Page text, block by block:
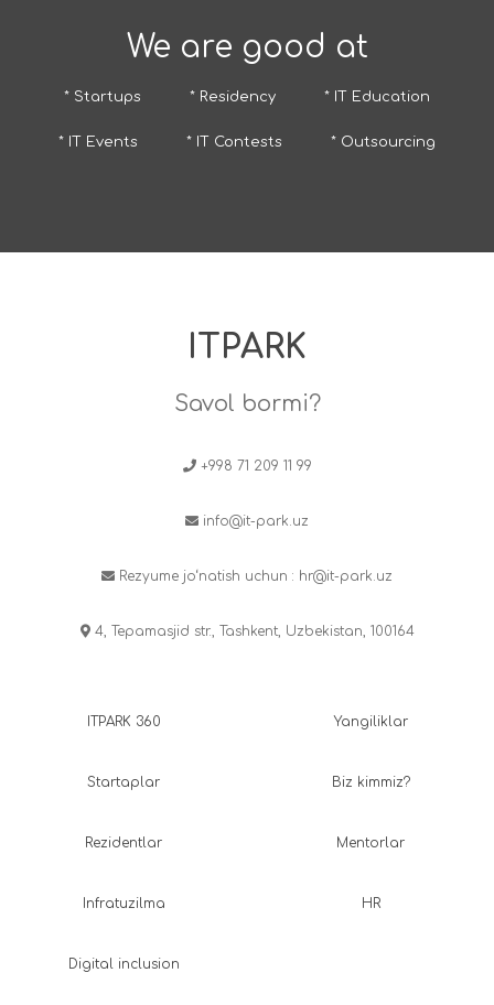
We are good at
* Startups * Residency * IT Education
* IT Events * IT Contests * Outsourcing
ITPARK
Savol bormi?
+998 71 209 11 99
info@it-park.uz
Rezyume jo‘natish uchun : hr@it-park.uz
4, Tepamasjid str., Tashkent, Uzbekistan, 100164
ITPARK 360
Startaplar
Rezidentlar
Infratuzilma
Digital inclusion
Yangiliklar
Biz kimmiz?
Mentorlar
HR